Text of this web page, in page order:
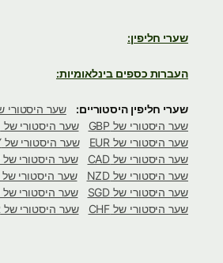
שערי חליפין:
העברות כספים בינלאומיות:
שערי חליפין היסטוריים:
שער היסטורי של AUD
שער היסטורי של GBP
שער היסטורי של MXN
שער היסטורי של EUR
שער היסטורי של JPY
שער היסטורי של CAD
שער היסטורי של INR
שער היסטורי של NZD
שער היסטורי של ZAR
שער היסטורי של SGD
שער היסטורי של USD
שער היסטורי של CHF
שער היסטורי של IDR